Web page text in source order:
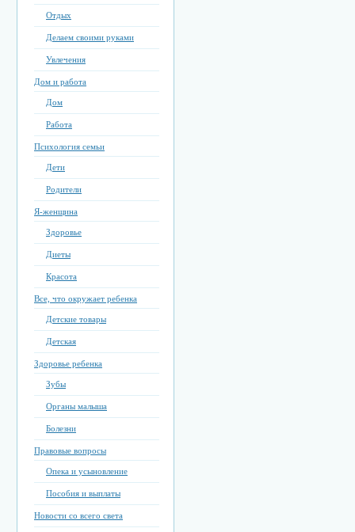
Отдых
Делаем своими руками
Увлечения
Дом и работа
Дом
Работа
Психология семьи
Дети
Родители
Я-женщина
Здоровье
Диеты
Красота
Все, что окружает ребенка
Детские товары
Детская
Здоровье ребенка
Зубы
Органы малыша
Болезни
Правовые вопросы
Опека и усыновление
Пособия и выплаты
Новости со всего света